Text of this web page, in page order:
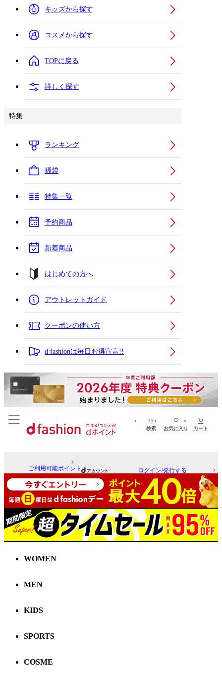
キッズから探す
コスメから探す
TOPに戻る
詳しく探す
特集
ランキング
福袋
特集一覧
予約商品
新着商品
はじめての方へ
アウトレットガイド
クーポンの使い方
d fashionは毎日お得宣言!!
検索 お気に入り カート
ご利用可能ポイント ログイン/発行する
WOMEN
MEN
KIDS
SPORTS
COSME